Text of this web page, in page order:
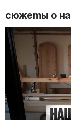
Сюжеты о